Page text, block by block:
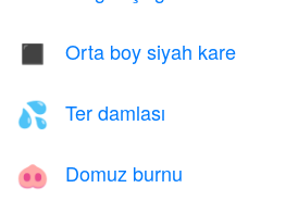
◼️ Orta boy siyah kare
💦 Ter damlası
🐽 Domuz burnu